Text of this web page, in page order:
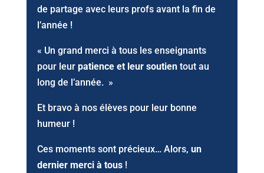
de partage avec leurs profs avant la fin de
l’année !
« Un grand merci à tous les enseignants
pour leur patience et leur soutientout au
long de l’année. »
Et bravo à nos élèves pour leur bonne
humeur !
Ces moments sont précieux… Alors, un
dernier merci à tous!